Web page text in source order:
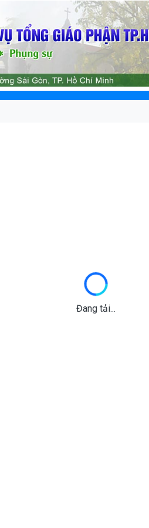
Đang tải...